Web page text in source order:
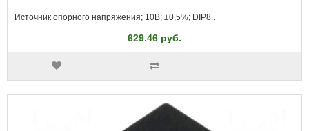
Источник опорного напряжения; 10В; ±0,5%; DIP8..
629.46 руб.